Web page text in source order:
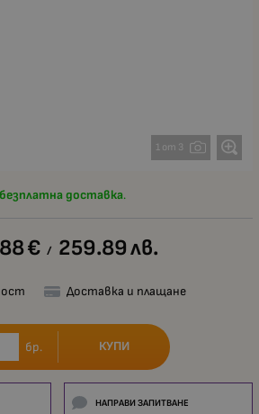
1 от 3
безплатна доставка.
€ / 259.89лв.
Доставка и плащане
бр. КУПИ
НАПРАВИ ЗАПИТВАНЕ